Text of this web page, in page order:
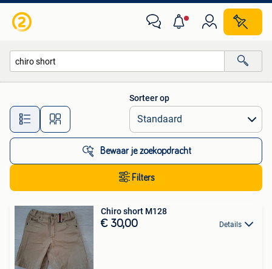
Alle afstanden…
Sorteer op
Bewaar je zoekopdracht
Filters
Chiro short M128
€ 30,00 Details